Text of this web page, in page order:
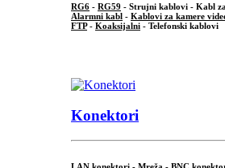
RG6 - RG59 - Strujni kablovi - Kabl
Alarmni kabl - Kablovi za kamere
FTP- Koaksijalni - Telefonski kablovi
Konektori